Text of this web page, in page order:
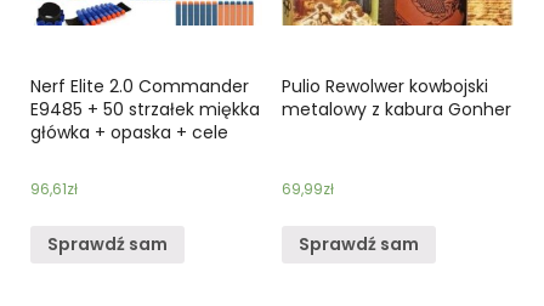
Nerf Elite 2.0 Commander
E9485 + 50 strzałek miękka
główka + opaska + cele
96,61zł
Sprawdź sam
Pulio Rewolwer kowbojski
metalowy z kabura Gonher
69,99zł
Sprawdź sam